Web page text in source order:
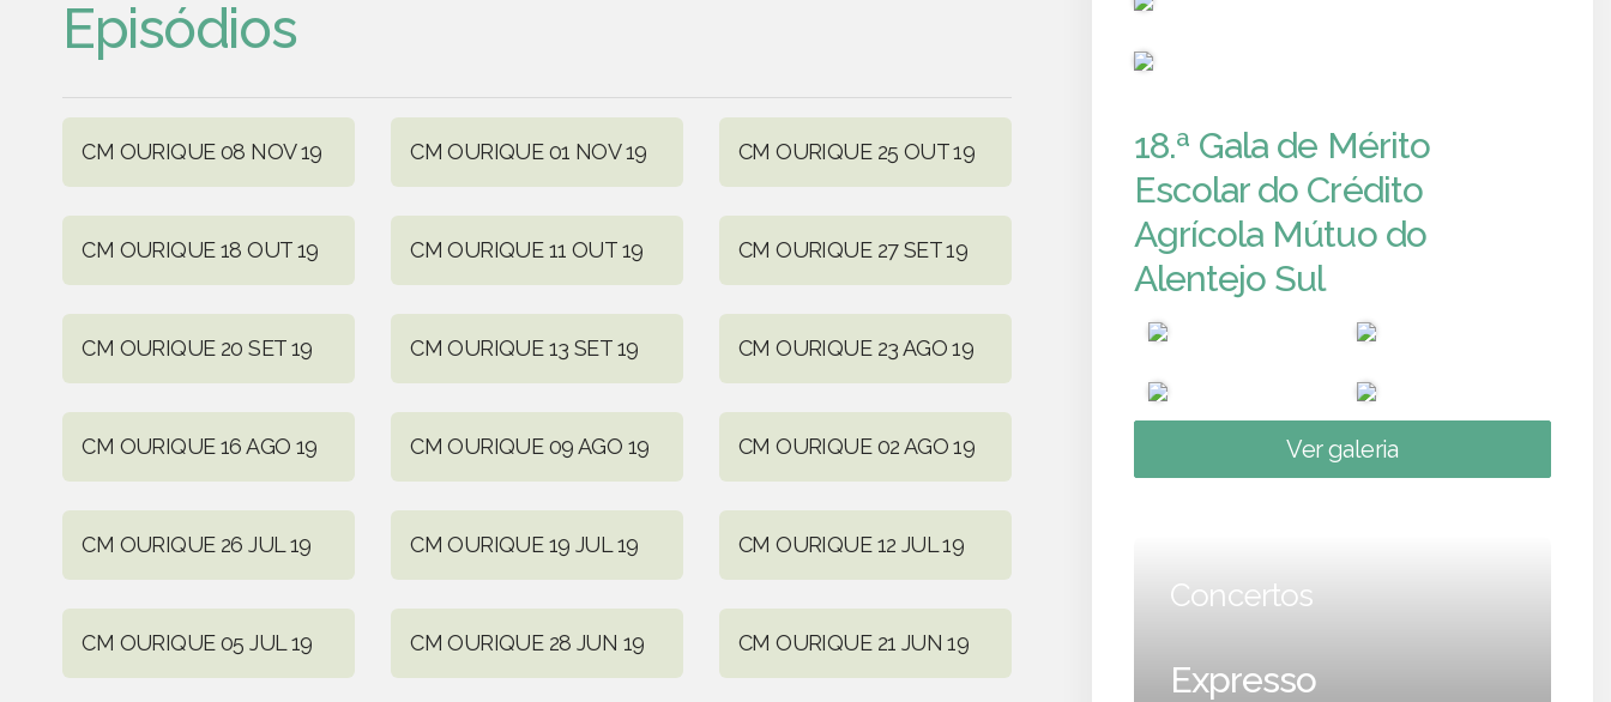
Episódios
CM OURIQUE 08 NOV 19 CM OURIQUE 01 NOV 19 CM OURIQUE 25 OUT 19
CM OURIQUE 18 OUT 19 CM OURIQUE 11 OUT 19 CM OURIQUE 27 SET 19
CM OURIQUE 20 SET 19 CM OURIQUE 13 SET 19 CM OURIQUE 23 AGO 19
CM OURIQUE 16 AGO 19 CM OURIQUE 09 AGO 19 CM OURIQUE 02 AGO 19
CM OURIQUE 26 JUL 19 CM OURIQUE 19 JUL 19 CM OURIQUE 12 JUL 19
CM OURIQUE 05 JUL 19 CM OURIQUE 28 JUN 19 CM OURIQUE 21 JUN 19
18.ª Gala de Mérito
Escolar do Crédito
Agrícola Mútuo do
Alentejo Sul
Ver galeria
Concertos
Expresso